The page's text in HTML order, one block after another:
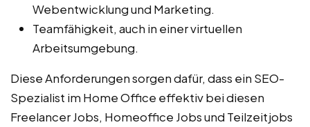
Webentwicklung und Marketing.
Teamfähigkeit, auch in einer virtuellen
Arbeitsumgebung.
Diese Anforderungen sorgen dafür, dass ein SEO-
Spezialist im Home Office effektiv bei diesen
Freelancer Jobs, Homeoffice Jobs und Teilzeitjobs